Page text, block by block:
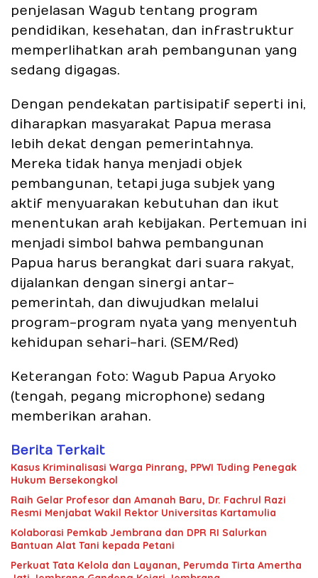
penjelasan Wagub tentang program
pendidikan, kesehatan, dan infrastruktur
memperlihatkan arah pembangunan yang
sedang digagas.
Dengan pendekatan partisipatif seperti ini,
diharapkan masyarakat Papua merasa
lebih dekat dengan pemerintahnya.
Mereka tidak hanya menjadi objek
pembangunan, tetapi juga subjek yang
aktif menyuarakan kebutuhan dan ikut
menentukan arah kebijakan. Pertemuan ini
menjadi simbol bahwa pembangunan
Papua harus berangkat dari suara rakyat,
dijalankan dengan sinergi antar-
pemerintah, dan diwujudkan melalui
program-program nyata yang menyentuh
kehidupan sehari-hari. (SEM/Red)
Keterangan foto: Wagub Papua Aryoko
(tengah, pegang microphone) sedang
memberikan arahan.
Berita Terkait
Kasus Kriminalisasi Warga Pinrang, PPWI Tuding Penegak
Hukum Bersekongkol
Raih Gelar Profesor dan Amanah Baru, Dr. Fachrul Razi
Resmi Menjabat Wakil Rektor Universitas Kartamulia
Kolaborasi Pemkab Jembrana dan DPR RI Salurkan
Bantuan Alat Tani kepada Petani
Perkuat Tata Kelola dan Layanan, Perumda Tirta Amertha